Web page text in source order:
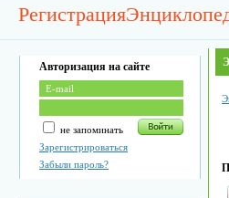
Регистрация
Авторизация на сайте
не запоминать
Зарегистрироваться
Забыли пароль?